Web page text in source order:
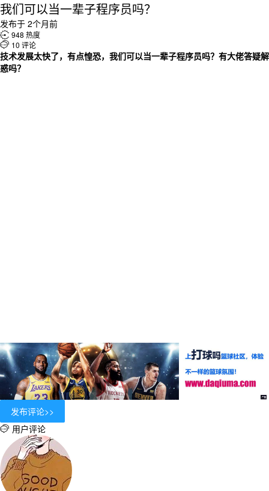
我们可以当一辈子程序员吗？
发布于 2个月前
 948 热度
 10 评论
技术发展太快了，有点惶恐，我们可以当一辈子程序员吗？ 有大佬答疑解
惑吗？
 用户评论